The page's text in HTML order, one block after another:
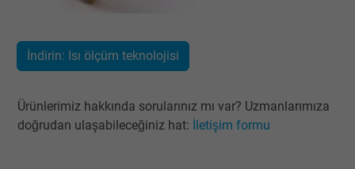
effectiveness of an ad and showing
advertising to the user.
Name test_cookie, Google DoubleClick
İndirin: Isı ölçüm teknolojisi
Ürünlerimiz hakkında sorularınız mı var? Uzmanlarımıza
doğrudan ulaşabileceğiniz hat: İletişim formu